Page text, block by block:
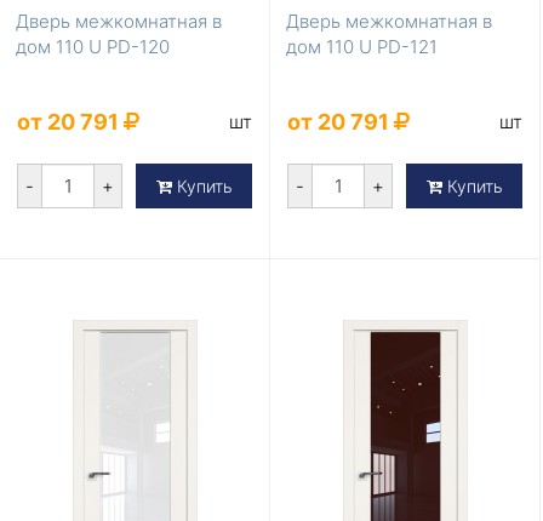
Дверь межкомнатная в
дом 110 U PD-120
от 20 791 шт
- + Купить
Дверь межкомнатная в
дом 110 U PD-121
от 20 791 шт
- + Купить